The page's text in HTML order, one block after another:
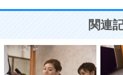
ことが大切。
関連